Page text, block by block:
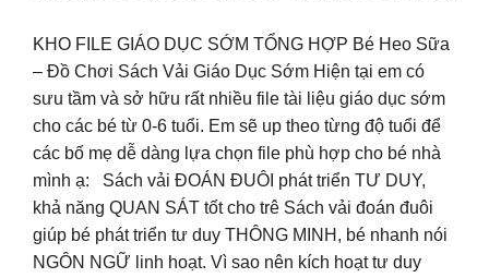
KHO FILE GIÁO DỤC SỚM TỔNG HỢP Bé Heo Sữa
– Đồ Chơi Sách Vải Giáo Dục Sớm Hiện tại em có
sưu tầm và sở hữu rất nhiều file tài liệu giáo dục sớm
cho các bé từ 0-6 tuổi. Em sẽ up theo từng độ tuổi để
các bố mẹ dễ dàng lựa chọn file phù hợp cho bé nhà
mình ạ: Sách vải ĐOÁN ĐUÔI phát triển TƯ DUY,
khả năng QUAN SÁT tốt cho trê Sách vải đoán đuôi
giúp bé phát triển tư duy THÔNG MINH, bé nhanh nói
NGÔN NGỮ linh hoạt. Vì sao nên kích hoạt tư duy